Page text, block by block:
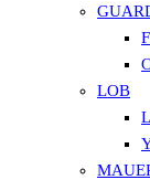
LOB